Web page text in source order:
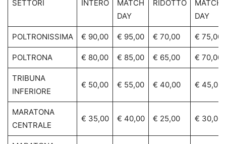
SETTORI INTERO
MATCH
DAY
RIDOTTO
MATCH
DAY
POLTRONISSIMA € 90,00 € 95,00 € 70,00 € 75,00
POLTRONA € 80,00 € 85,00 € 65,00 € 70,00
TRIBUNA
INFERIORE
€ 50,00 € 55,00 € 40,00 € 45,00
MARATONA
CENTRALE
€ 35,00 € 40,00 € 25,00 € 30,00